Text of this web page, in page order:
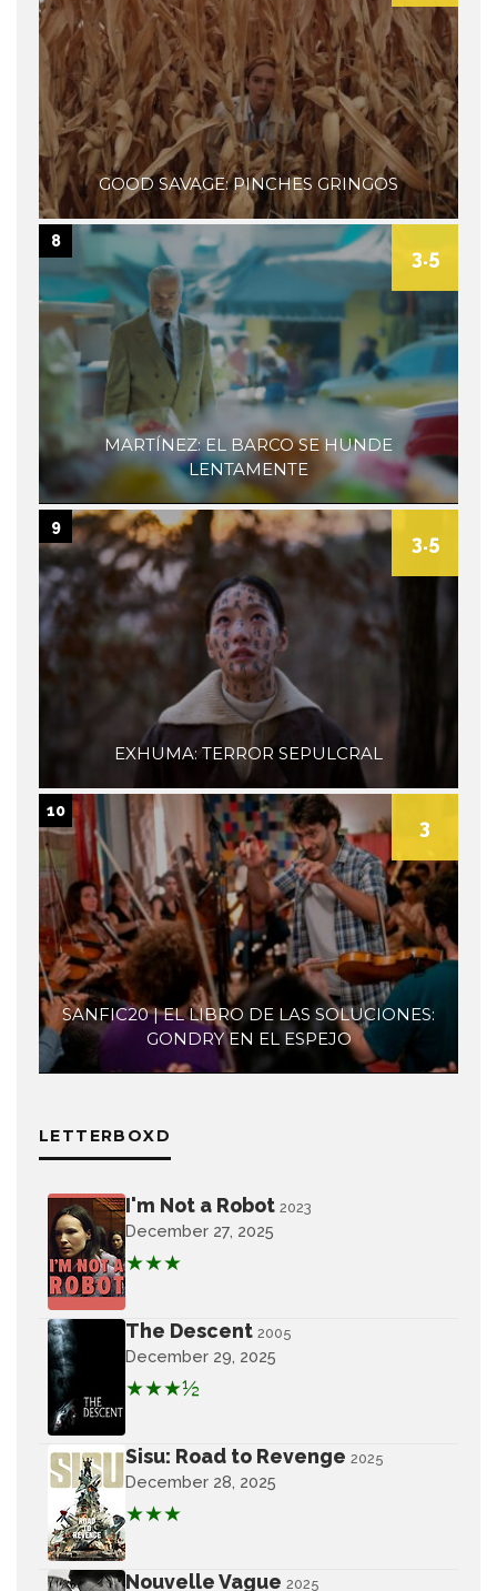
GOOD SAVAGE: PINCHES GRINGOS
MARTÍNEZ: EL BARCO SE HUNDE
LENTAMENTE
3.5
8
EXHUMA: TERROR SEPULCRAL
3.5
9
SANFIC20 | EL LIBRO DE LAS SOLUCIONES:
GONDRY EN EL ESPEJO
3
10
LETTERBOXD
I'm Not a Robot 2023
December 27, 2025
★★★
The Descent 2005
December 29, 2025
★★★½
Sisu: Road to Revenge 2025
December 28, 2025
★★★
Nouvelle Vague 2025